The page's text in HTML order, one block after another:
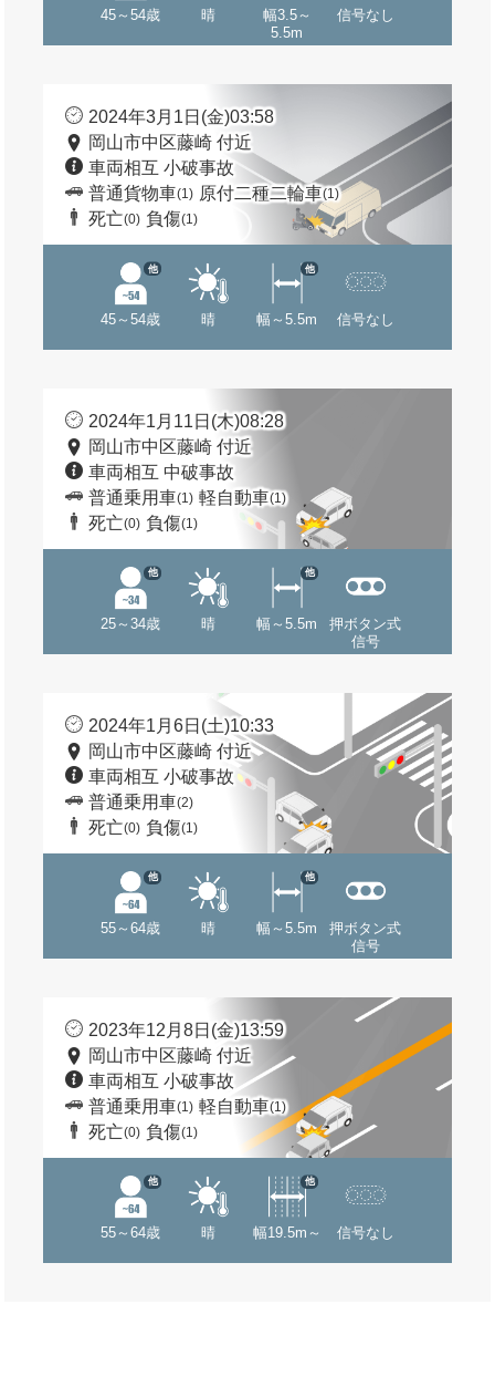
45～54歳 晴
幅3.5～
5.5m
信号なし
2024年3月1日(金)03:58
岡山市中区藤崎 付近
車両相互 小破事故
普通貨物車(1) 原付二種二輪車(1)
死亡(0) 負傷(1)
45～54歳
他
晴 幅～5.5m
他
信号なし
2024年1月11日(木)08:28
岡山市中区藤崎 付近
車両相互 中破事故
普通乗用車(1) 軽自動車(1)
死亡(0) 負傷(1)
25～34歳
他
晴 幅～5.5m
他
押ボタン式
信号
2024年1月6日(土)10:33
岡山市中区藤崎 付近
車両相互 小破事故
普通乗用車(2)
死亡(0) 負傷(1)
55～64歳
他
晴 幅～5.5m
他
押ボタン式
信号
2023年12月8日(金)13:59
岡山市中区藤崎 付近
車両相互 小破事故
普通乗用車(1) 軽自動車(1)
死亡(0) 負傷(1)
55～64歳
他
晴 幅19.5m～
他
信号なし